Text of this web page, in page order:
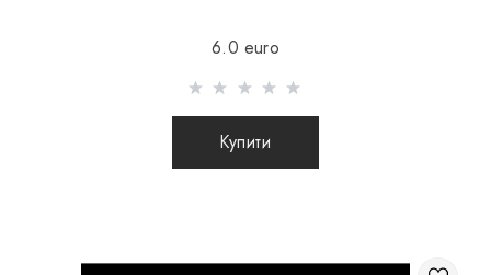
Відправлення здійснюється після 100% передоплати
товару з урахуванням вартості доставки (міжнародні
посилки післяплатою не відправляються)
6.0 euro
Купити